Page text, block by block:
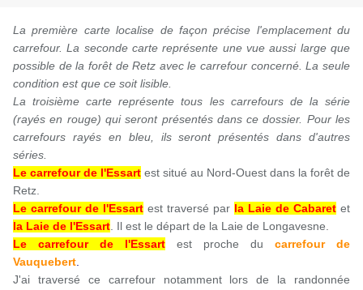
La première carte localise de façon précise l'emplacement du
carrefour. La seconde carte représente une vue aussi large que
possible de la forêt de Retz avec le carrefour concerné. La seule
condition est que ce soit lisible.
La troisième carte représente tous les carrefours de la série
(rayés en rouge) qui seront présentés dans ce dossier. Pour les
carrefours rayés en bleu, ils seront présentés dans d'autres
séries.
Le carrefour de l'Essart est situé au Nord-Ouest dans la forêt de
Retz.
Le carrefour de l'Essart est traversé par la Laie de Cabaret et
la Laie de l'Essart . Il est le départ de la Laie de Longavesne.
Le carrefour de l'Essart est proche du carrefour de
Vauquebert
J'ai traversé ce carrefour notamment lors de la randonnée